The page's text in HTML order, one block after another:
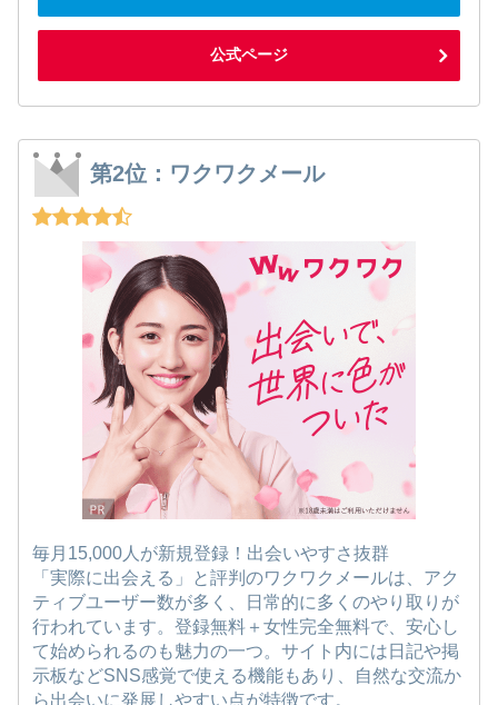
公式ページ
第2位：ワクワクメール
毎月15,000人が新規登録！出会いやすさ抜群
「実際に出会える」と評判のワクワクメールは、アク
ティブユーザー数が多く、日常的に多くのやり取りが
行われています。登録無料＋女性完全無料で、安心し
て始められるのも魅力の一つ。サイト内には日記や掲
示板などSNS感覚で使える機能もあり、自然な交流か
ら出会いに発展しやすい点が特徴です。